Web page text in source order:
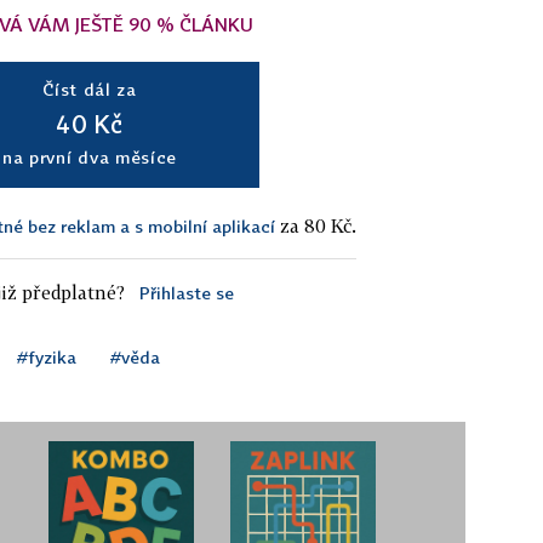
VÁM JEŠTĚ 90 % ČLÁNKU
Číst dál za
40 Kč
na první dva měsíce
bez reklam a s mobilní aplikací za 80 Kč.
předplatné? Přihlaste se
#fyzika #věda